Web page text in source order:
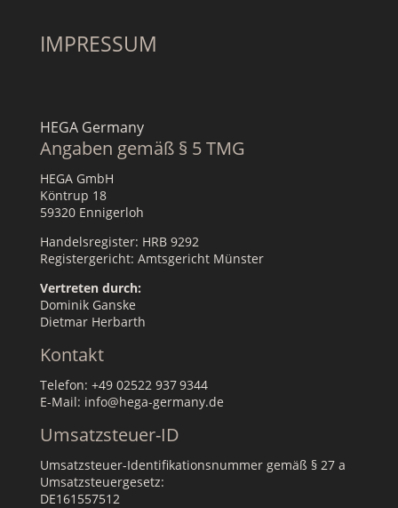
IMPRESSUM
HEGA Germany
Angaben gemäß § 5 TMG
HEGA GmbH
Köntrup 18
59320 Ennigerloh
Handelsregister: HRB 9292
Registergericht: Amtsgericht Münster
Vertreten durch:
Dominik Ganske
Dietmar Herbarth
Kontakt
Telefon: +49 02522 937 9344
E-Mail: info@hega-germany.de
Umsatzsteuer-ID
Umsatzsteuer-Identifikationsnummer gemäß § 27 a
Umsatzsteuergesetz:
DE161557512